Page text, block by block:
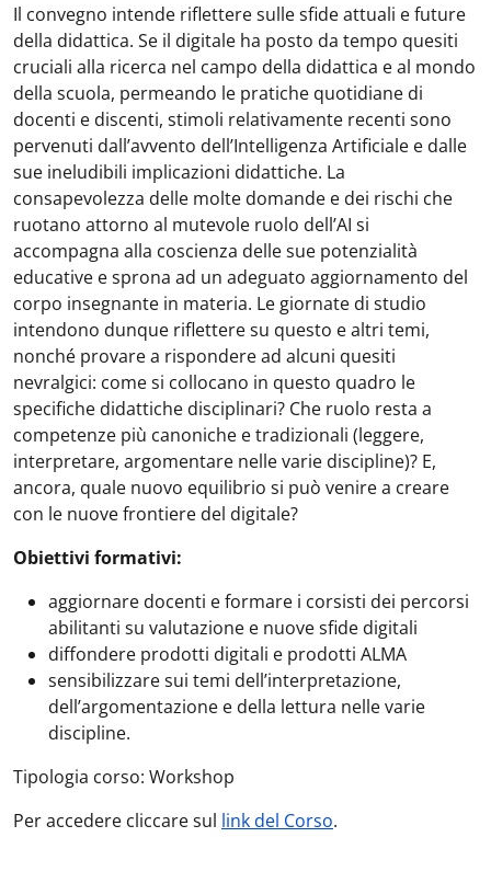
Il convegno intende riflettere sulle sfide attuali e future
della didattica. Se il digitale ha posto da tempo quesiti
cruciali alla ricerca nel campo della didattica e al mondo
della scuola, permeando le pratiche quotidiane di
docenti e discenti, stimoli relativamente recenti sono
pervenuti dall’avvento dell’Intelligenza Artificiale e dalle
sue ineludibili implicazioni didattiche. La
consapevolezza delle molte domande e dei rischi che
ruotano attorno al mutevole ruolo dell’AI si
accompagna alla coscienza delle sue potenzialità
educative e sprona ad un adeguato aggiornamento del
corpo insegnante in materia. Le giornate di studio
intendono dunque riflettere su questo e altri temi,
nonché provare a rispondere ad alcuni quesiti
nevralgici: come si collocano in questo quadro le
specifiche didattiche disciplinari? Che ruolo resta a
competenze più canoniche e tradizionali (leggere,
interpretare, argomentare nelle varie discipline)? E,
ancora, quale nuovo equilibrio si può venire a creare
con le nuove frontiere del digitale?
Obiettivi formativi:
aggiornare docenti e formare i corsisti dei percorsi
abilitanti su valutazione e nuove sfide digitali
diffondere prodotti digitali e prodotti ALMA
sensibilizzare sui temi dell’interpretazione,
dell’argomentazione e della lettura nelle varie
discipline.
Tipologia corso: Workshop
Per accedere cliccare sul link del Corso.